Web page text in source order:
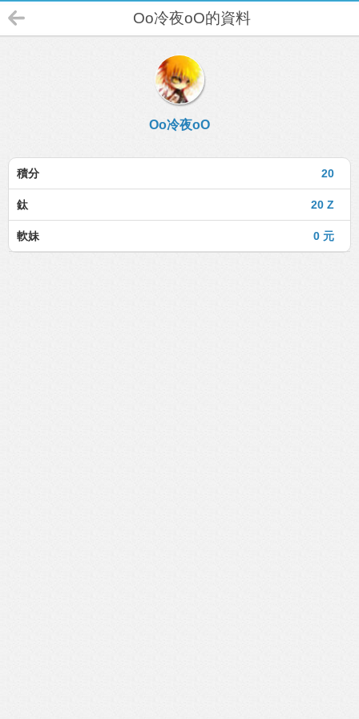
Oo冷夜oO的資料
Oo冷夜oO
20
積分
20 Z
鈦
0 元
軟妹